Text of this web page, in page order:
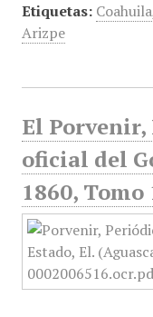
Etiquetas: Coahuila
Arizpe
El
oficial del
1860,